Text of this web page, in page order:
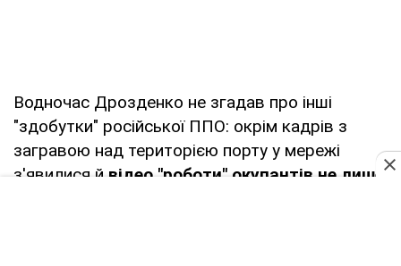
Водночас Дрозденко не згадав про інші
"здобутки" російської ППО: окрім кадрів з
загравою над територією порту у мережі
з'явилися й відео "роботи" окупантів не лише